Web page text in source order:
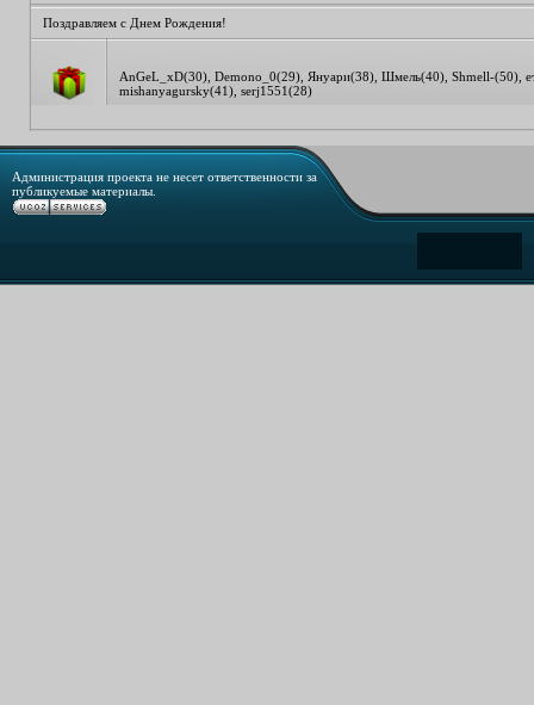
Поздравляем с Днем Рождения!
AnGeL_xD(30) Demono_0(29) Януари(38) Шмель(40) Shmell-(50)
mishanyagursky(41) serj1551(28)
Администрация проекта не несет ответственности за
публикуемые материалы.